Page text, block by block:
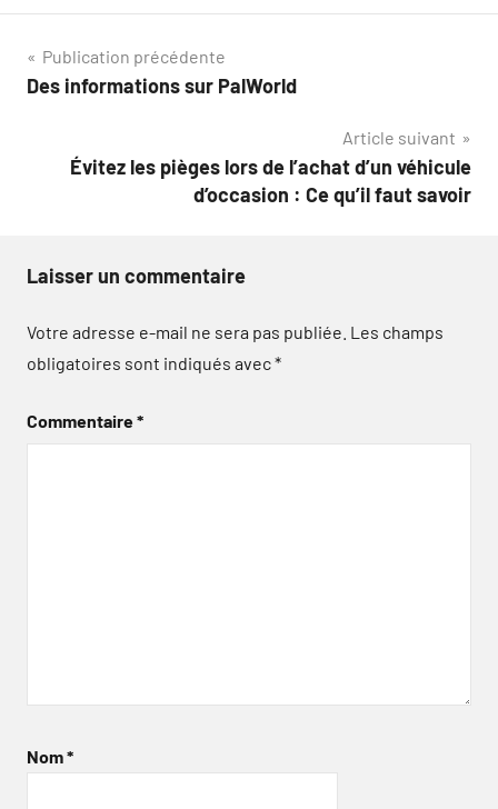
Navigation
de
l’article
Publication précédente
Des informations sur PalWorld
Article suivant
Évitez les pièges lors de l’achat d’un véhicule
d’occasion : Ce qu’il faut savoir
Laisser un commentaire
Votre adresse e-mail ne sera pas publiée. Les champs
obligatoires sont indiqués avec*
Commentaire*
Nom*